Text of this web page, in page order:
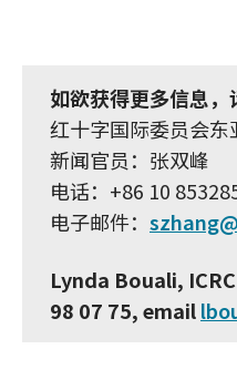
如欲获得更多信息，
红十字国际委员会东
新闻官员：张双峰
电话：+86 10
电子邮件：
Lynda Bouali,
98 07 75, email